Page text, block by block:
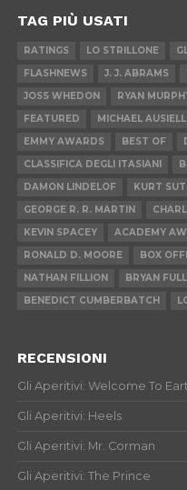
TAG PIÙ USATI
RATINGS LO STRILLONE
FLASHNEWS
J. J. ABRAMS
JOSS WHEDON
RYAN
FEATURED
MICHAEL
EMMY AWARDS
BEST OF
CLASSIFICA DEGLI ITASIANI
DAMON LINDELOF
KURT
GEORGE R. R. MARTIN
KEVIN SPACEY
ACADEMY
RONALD D. MOORE
BOX
NATHAN FILLION
BRYAN
BENEDICT CUMBERBATCH
RECENSIONI
Gli Aperitivi: Welcome To
Gli Aperitivi: Heels
Gli Aperitivi: Mr. Corman
Gli Aperitivi: The Prince